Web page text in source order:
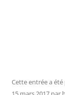
Cette entrée a